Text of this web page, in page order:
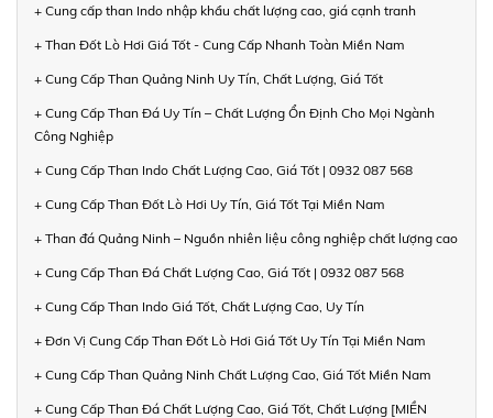
+ Cung cấp than Indo nhập khẩu chất lượng cao, giá cạnh tranh
+ Than Đốt Lò Hơi Giá Tốt - Cung Cấp Nhanh Toàn Miền Nam
+ Cung Cấp Than Quảng Ninh Uy Tín, Chất Lượng, Giá Tốt
+ Cung Cấp Than Đá Uy Tín – Chất Lượng Ổn Định Cho Mọi Ngành
Công Nghiệp
+ Cung Cấp Than Indo Chất Lượng Cao, Giá Tốt | 0932 087 568
+ Cung Cấp Than Đốt Lò Hơi Uy Tín, Giá Tốt Tại Miền Nam
+ Than đá Quảng Ninh – Nguồn nhiên liệu công nghiệp chất lượng cao
+ Cung Cấp Than Đá Chất Lượng Cao, Giá Tốt | 0932 087 568
+ Cung Cấp Than Indo Giá Tốt, Chất Lượng Cao, Uy Tín
+ Đơn Vị Cung Cấp Than Đốt Lò Hơi Giá Tốt Uy Tín Tại Miền Nam
+ Cung Cấp Than Quảng Ninh Chất Lượng Cao, Giá Tốt Miền Nam
+ Cung Cấp Than Đá Chất Lượng Cao, Giá Tốt, Chất Lượng [MIỀN